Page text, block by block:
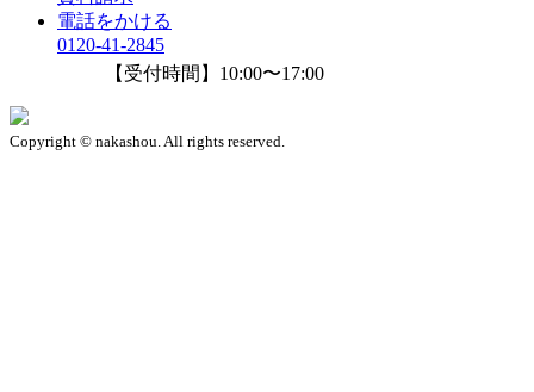
電話をかける
0120-41-2845
【受付時間】10:00〜17:00
Copyright © nakashou. All rights reserved.